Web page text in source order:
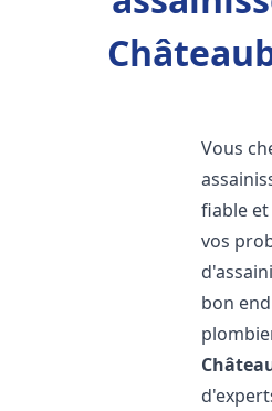
Vous
fiable
vos
bon